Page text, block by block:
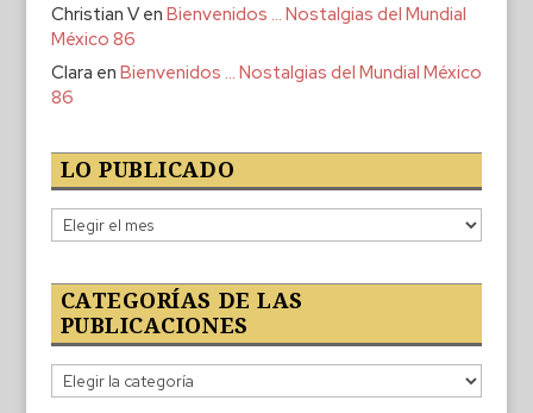
Christian Ven Bienvenidos … Nostalgias del Mundial
México 86
Clara en Bienvenidos … Nostalgias del Mundial México
86
LO PUBLICADO
Lo
publicado
CATEGORÍAS DE LAS
PUBLICACIONES
Categorías
de